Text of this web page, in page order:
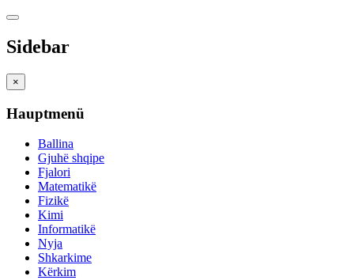
Sidebar
×
Hauptmenü
Ballina
Gjuhë shqipe
Fjalori
Matematikë
Fizikë
Kimi
Informatikë
Nyja
Shkarkime
Kërkim